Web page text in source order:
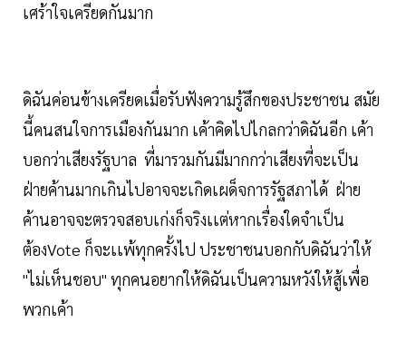
เศร้าใจเครียดกันมาก
ดิฉันค่อนข้างเครียดเมื่อรับฟังความรู้สึกของประชาชน สมัย
นี้คนสนใจการเมืองกันมาก เค้าคิดไปไกลกว่าดิฉันอีก เค้า
บอกว่าเสียงรัฐบาล ที่มารวมกันมีมากกว่าเสียงที่จะเป็น
ฝ่ายค้านมากเกินไปอาจจะเกิดเผด็จการรัฐสภาได้ ฝ่าย
ค้านอาจจะตรวจสอบเก่งก็จริงเเต่หากเรื่องใดจำเป็น
ต้องVote ก็จะเเพ้ทุกครั้งไป ประชาชนบอกกับดิฉันว่าให้
"ไม่เห็นชอบ" ทุกคนอยากให้ดิฉันเป็นความหวังให้สู้เพื่อ
พวกเค้า